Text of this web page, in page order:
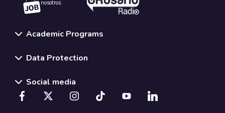
nosotros.
Academic Programs
Data Protection
Social media